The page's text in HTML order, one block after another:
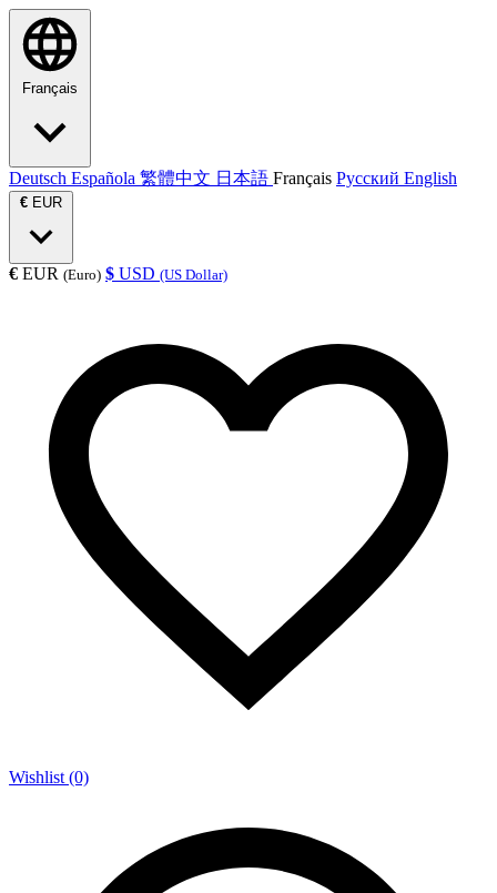
Français
Deutsch Española 繁體中文 日本語 Français Русский English
€ EUR
€ EUR (Euro) $ USD (US Dollar)
Wishlist (0)